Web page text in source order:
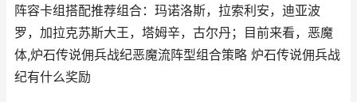
阵容卡组搭配推荐组合：玛诺洛斯，拉索利安，迪亚波
罗，加拉克苏斯大王，塔姆辛，古尔丹；目前来看，恶魔
体,炉石传说佣兵战纪恶魔流阵型组合策略 炉石传说佣兵战
纪有什么奖励